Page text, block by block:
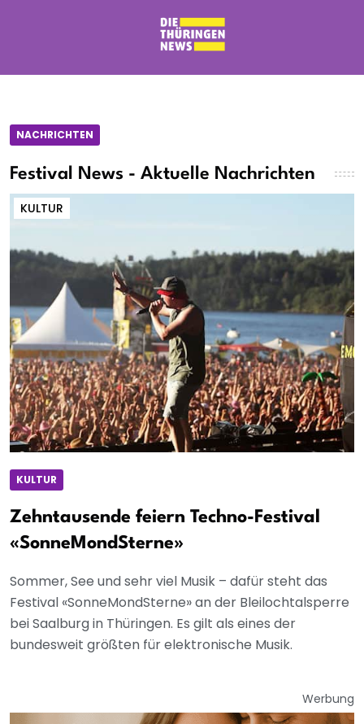
NACHRICHTEN
Festival News - Aktuelle Nachrichten
KULTUR
KULTUR
Zehntausende feiern Techno-Festival
«SonneMondSterne»
Sommer, See und sehr viel Musik – dafür steht das
Festival «SonneMondSterne» an der Bleilochtalsperre
bei Saalburg in Thüringen. Es gilt als eines der
bundesweit größten für elektronische Musik.
Werbung